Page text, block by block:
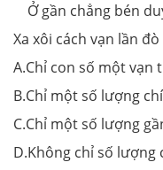
Ở gần chẳng bén
Xa xôi cách vạn lần
A.Chỉ con số một vạn
B.Chỉ một số lượng
C.Chỉ một số lượng
D.Không chỉ số lượng